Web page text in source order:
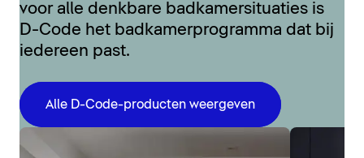
voor alle denkbare badkamersituaties is
D-Code het badkamerprogramma dat bij
iedereen past.
Alle D-Code-producten weergeven